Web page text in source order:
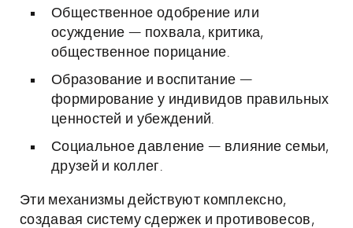
Общественное одобрение или
осуждение — похвала, критика,
общественное порицание.
Образование и воспитание —
формирование у индивидов правильных
ценностей и убеждений.
Социальное давление — влияние семьи,
друзей и коллег.
Эти механизмы действуют комплексно,
создавая систему сдержек и противовесов,